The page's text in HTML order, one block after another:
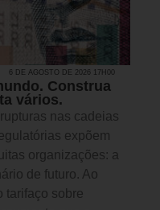
6 DE AGOSTO DE 2026 17H00
Construa
vários.
nas cadeias
expõem
organizações: a
de futuro. Ao
tarifaço sobre